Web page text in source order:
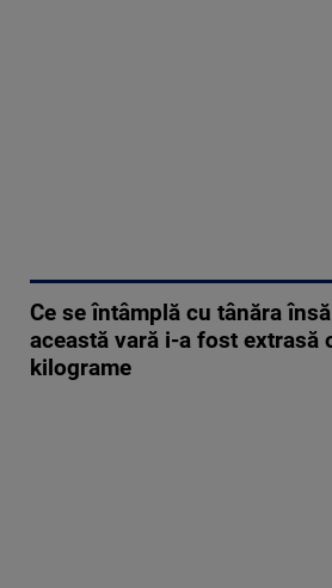
Ce se întâmplă cu tânăra
această vară i-a fost extrasă
kilograme